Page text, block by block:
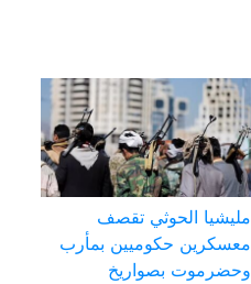
مليشيا الحوثي تقصف
معسكرين حكوميين بمأرب
وحضرموت بصواريخ